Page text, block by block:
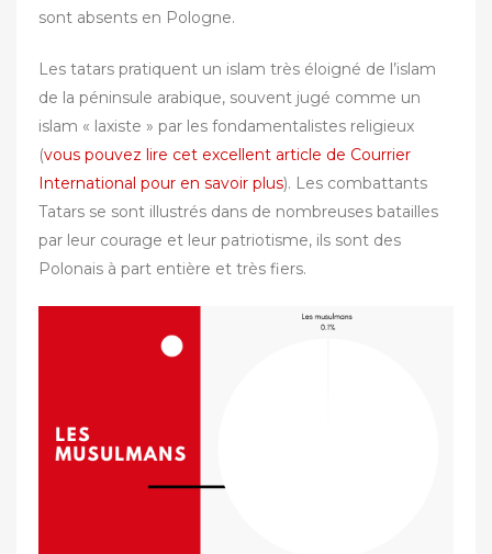
sont absents en Pologne.
Les tatars pratiquent un islam très éloigné de l’islam
de la péninsule arabique, souvent jugé comme un
islam « laxiste » par les fondamentalistes religieux
(vous pouvez lire cet excellent article de Courrier
International pour en savoir plus). Les combattants
Tatars se sont illustrés dans de nombreuses batailles
par leur courage et leur patriotisme, ils sont des
Polonais à part entière et très fiers.